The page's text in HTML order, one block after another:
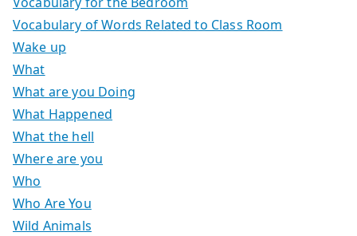
Vocabulary of Words Related to Class Room
Wake up
What
What are you Doing
What Happened
What the hell
Where are you
Who
Who Are You
Wild Animals